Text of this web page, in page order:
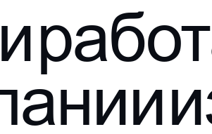
иработ
аниии